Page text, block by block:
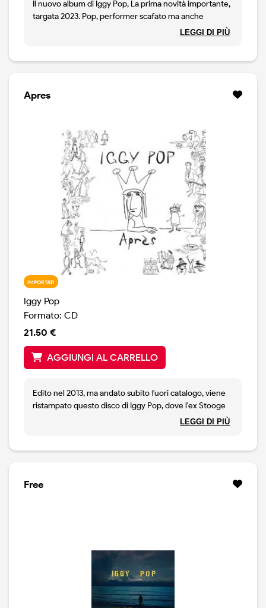
Il nuovo album di Iggy Pop, La prima novità importante,
targata 2023. Pop, performer scafato ma anche
cantante dalla voce molto espressiva, è ancora sulla
LEGGI DI PIÙ
Apres
IMPORTATI
Iggy Pop
Formato: CD
21.50 €
AGGIUNGI AL CARRELLO
Edito nel 2013, ma andato subito fuori catalogo, viene
ristampato questo disco di Iggy Pop, dove l'ex Stooge
canta sia in inglese che in francese. Un disco molto
LEGGI DI PIÙ
Free